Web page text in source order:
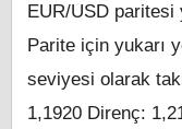
EUR/USD paritesi
Parite için yukarı
seviyesi olarak
1,1920 Direnç: